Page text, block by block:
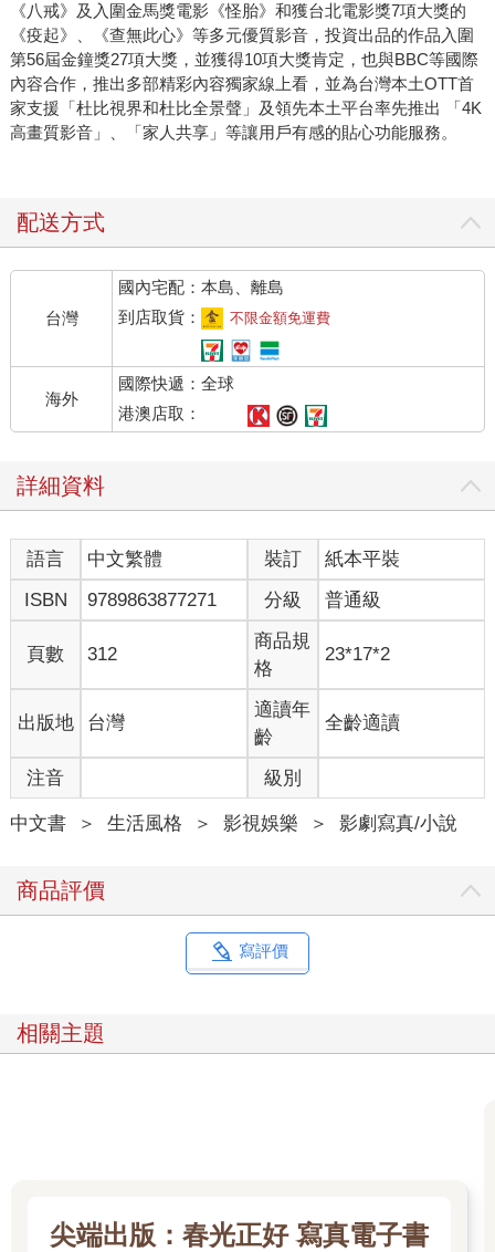
《八戒》及入圍金馬獎電影《怪胎》和獲台北電影獎7項大獎的
《疫起》、《查無此心》等多元優質影音，投資出品的作品入圍
第56屆金鐘獎27項大獎，並獲得10項大獎肯定，也與BBC等國際
內容合作，推出多部精彩內容獨家線上看，並為台灣本土OTT首
家支援「杜比視界和杜比全景聲」及領先本土平台率先推出 「4K
高畫質影音」、「家人共享」等讓用戶有感的貼心功能服務。
配送方式
台灣
國內宅配：本島、離島
到店取貨：
不限金額免運費
海外
國際快遞：全球
港澳店取：
詳細資料
語言 中文繁體 裝訂
紙本平裝
ISBN
9789863877271 分級 普通級
頁數 312
商品規
格
23*17*2
出版地 台灣
適讀年
齡
全齡適讀
注音 級別
中文書 ＞ 生活風格 ＞ 影視娛樂 ＞ 影劇寫真/小說
商品評價
寫評價
相關主題
尖端出版：春光正好 寫真電子書